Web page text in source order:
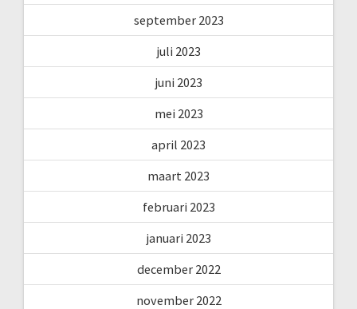
september 2023
juli 2023
juni 2023
mei 2023
april 2023
maart 2023
februari 2023
januari 2023
december 2022
november 2022